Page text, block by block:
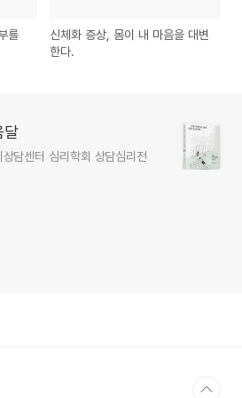
를
신체화 증상, 몸이 내 마음을 대변
한다.
달
담센터 심리학회 상담심리전